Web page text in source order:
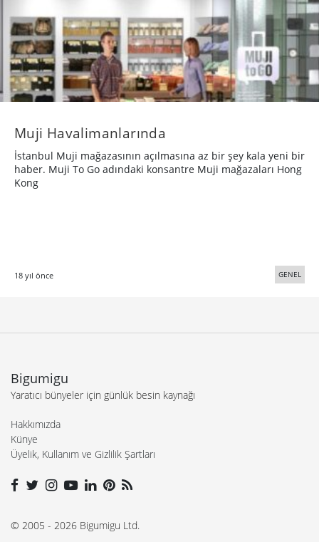
Muji Havalimanlarında
İstanbul Muji mağazasının açılmasına az bir şey kala yeni bir
haber. Muji To Go adındaki konsantre Muji mağazaları Hong
Kong
18 yıl önce GENEL
Bigumigu
Yaratıcı bünyeler için günlük besin kaynağı
Hakkımızda
Künye
Üyelik, Kullanım ve Gizlilik Şartları
© 2005 - 2026 Bigumigu Ltd.